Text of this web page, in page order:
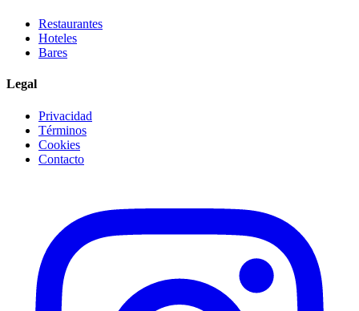
Restaurantes
Hoteles
Bares
Legal
Privacidad
Términos
Cookies
Contacto